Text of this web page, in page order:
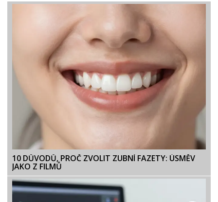
10 DŮVODŮ, PROČ ZVOLIT ZUBNÍ FAZETY: ÚSMĚV
JAKO Z FILMŮ